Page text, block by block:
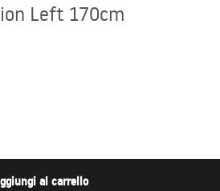
Left 170cm
al carrello